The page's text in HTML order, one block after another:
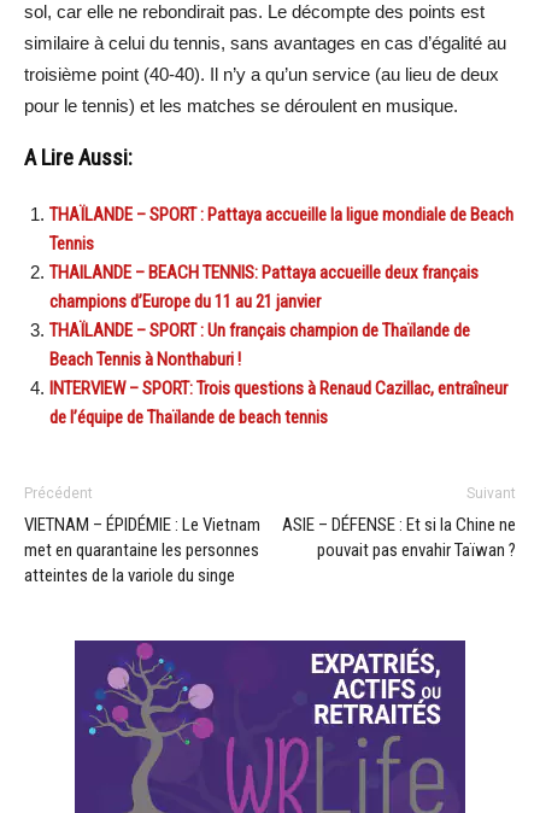
sol, car elle ne rebondirait pas. Le décompte des points est
similaire à celui du tennis, sans avantages en cas d’égalité au
troisième point (40-40). Il n’y a qu’un service (au lieu de deux
pour le tennis) et les matches se déroulent en musique.
A Lire Aussi:
THAÏLANDE – SPORT : Pattaya accueille la ligue mondiale de Beach
Tennis
THAILANDE – BEACH TENNIS: Pattaya accueille deux français
champions d’Europe du 11 au 21 janvier
THAÏLANDE – SPORT : Un français champion de Thaïlande de
Beach Tennis à Nonthaburi !
INTERVIEW – SPORT: Trois questions à Renaud Cazillac, entraîneur
de l’équipe de Thaïlande de beach tennis
Précédent
VIETNAM – ÉPIDÉMIE : Le Vietnam
met en quarantaine les personnes
atteintes de la variole du singe
Suivant
ASIE – DÉFENSE : Et si la Chine ne
pouvait pas envahir Taïwan ?